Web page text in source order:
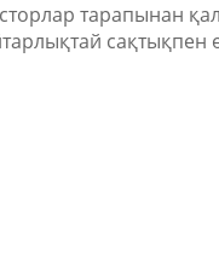
тарапынан
сақтықпен